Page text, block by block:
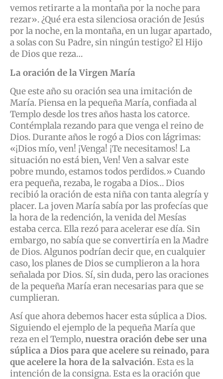
vemos retirarte a la montaña por la noche para
rezar». ¿Qué era esta silenciosa oración de Jesús
por la noche, en la montaña, en un lugar apartado,
a solas con Su Padre, sin ningún testigo? El Hijo
de Dios que reza…
La oración de la Virgen María
Que este año su oración sea una imitación de
María. Piensa en la pequeña María, confiada al
Templo desde los tres años hasta los catorce.
Contémplala rezando para que venga el reino de
Dios. Durante años le rogó a Dios con lágrimas:
«¡Dios mío, ven! ¡Venga! ¡Te necesitamos! La
situación no está bien, Ven! Ven a salvar este
pobre mundo, estamos todos perdidos.» Cuando
era pequeña, rezaba, le rogaba a Dios… Dios
recibió la oración de esta niña con tanta alegría y
placer. La joven María sabía por las profecías que
la hora de la redención, la venida del Mesías
estaba cerca. Ella rezó para acelerar ese día. Sin
embargo, no sabía que se convertiría en la Madre
de Dios. Algunos podrían decir que, en cualquier
caso, los planes de Dios se cumplieron a la hora
señalada por Dios. Sí, sin duda, pero las oraciones
de la pequeña María eran necesarias para que se
cumplieran.
Así que ahora debemos hacer esta súplica a Dios.
Siguiendo el ejemplo de la pequeña María que
reza en el Templo,nuestra oración debe ser una
súplica a Dios para que acelere su reinado, para
que acelere la hora de la salvación. Esta es la
intención de la consigna. Esta es la oración que